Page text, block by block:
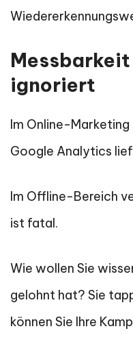
ignoriert
Im Online-
Google Analytics
Im Offline-Bereich
ist fatal.
Wie wollen Sie
gelohnt hat? Sie
können Sie Ihre